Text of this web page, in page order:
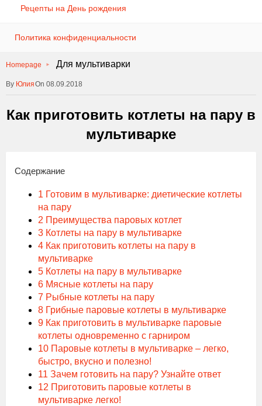
Рецепты на День рождения
Политика конфиденциальности
Homepage Для мультиварки
ЮлияOn 08.09.2018
Как приготовить котлеты на пару в
мультиварке
Содержание
1 Готовим в мультиварке: диетические котлеты
на пару
2 Преимущества паровых котлет
3 Котлеты на пару в мультиварке
4 Как приготовить котлеты на пару в
мультиварке
5 Котлеты на пару в мультиварке
6 Мясные котлеты на пару
7 Рыбные котлеты на пару
8 Грибные паровые котлеты в мультиварке
9 Как приготовить в мультиварке паровые
котлеты одновременно с гарниром
10 Паровые котлеты в мультиварке – легко,
быстро, вкусно и полезно!
11 Зачем готовить на пару? Узнайте ответ
12 Приготовить паровые котлеты в
мультиварке легко!